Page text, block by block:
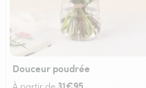
Douceur poudrée